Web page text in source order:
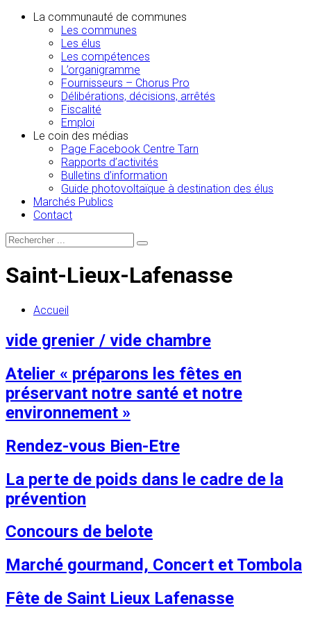
La communauté de communes
Les communes
Les élus
Les compétences
L’organigramme
Fournisseurs – Chorus Pro
Délibérations, décisions, arrêtés
Fiscalité
Emploi
Le coin des médias
Page Facebook Centre Tarn
Rapports d’activités
Bulletins d’information
Guide photovoltaïque à destination des élus
Marchés Publics
Contact
Saint-Lieux-Lafenasse
Accueil
vide grenier / vide chambre
Atelier « préparons les fêtes en
préservant notre santé et notre
environnement »
Rendez-vous Bien-Etre
La perte de poids dans le cadre de la
prévention
Concours de belote
Marché gourmand, Concert et Tombola
Fête de Saint Lieux Lafenasse